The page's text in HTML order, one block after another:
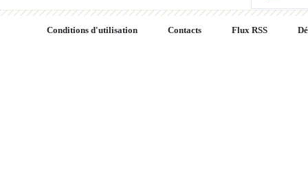
Conditions d'utilisation Contacts Flux RSS